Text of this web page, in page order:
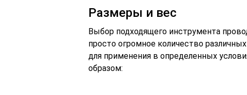
Размеры и вес
Выбор подходящего инструмента
просто огромное количество
для применения в определенных
образом: